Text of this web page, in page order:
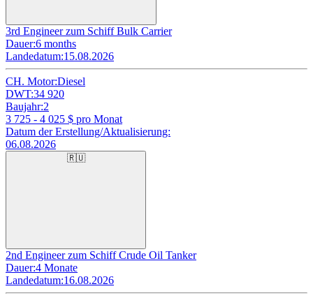
3rd Engineer zum Schiff Bulk Carrier
Dauer:6 months
Landedatum:15.08.2026
CH. Motor:Diesel
DWT:34 920
Baujahr:2
3 725 - 4 025 $ pro Monat
Datum der Erstellung/Aktualisierung:
06.08.2026
🇷🇺
2nd Engineer zum Schiff Crude Oil Tanker
Dauer:4 Monate
Landedatum:16.08.2026